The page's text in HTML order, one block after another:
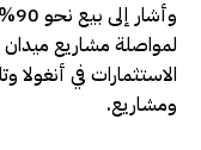
لمواصلة مشاريع ميدان
ومشاريع.